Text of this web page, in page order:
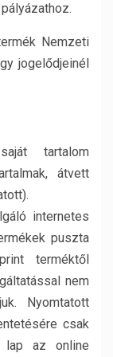
Nemzeti
jogelődjeinél
tartalom
átvett
internetes
puszta
terméktől
nem
Nyomtatott
csak
lap az online